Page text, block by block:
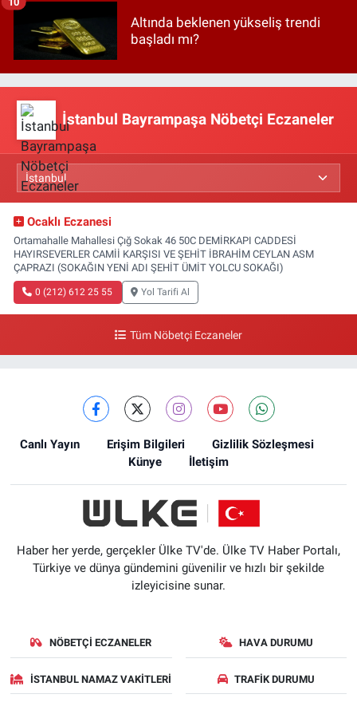
Altında beklenen yükseliş trendi
başladı mı?
İstanbul Bayrampaşa Nöbetçi Eczaneler
Ocaklı Eczanesi
Ortamahalle Mahallesi Çığ Sokak 46 50C DEMİRKAPI CADDESİ
HAYIRSEVERLER CAMİİ KARŞISI VE ŞEHİT İBRAHİM CEYLAN ASM
ÇAPRAZI (SOKAĞIN YENİ ADI ŞEHİT ÜMİT YOLCU SOKAĞI)
0 (212) 612 25 55 Yol Tarifi Al
Tüm Nöbetçi Eczaneler
Canlı Yayın Erişim Bilgileri
Gizlilik Sözleşmesi
Künye
İletişim
Haber her yerde, gerçekler Ülke TV'de. Ülke TV Haber Portalı,
Türkiye ve dünya gündemini güvenilir ve hızlı bir şekilde
izleyicisine sunar.
NÖBETÇI ECZANELER HAVA DURUMU
İSTANBUL NAMAZ VAKITLERI TRAFIK DURUMU